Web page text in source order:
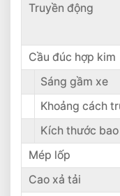
Truyền động
Cầu đúc hợp kim
Sáng gầm xe
Khoảng cách
Kích thước bao
Mép lốp
Cao xả tải